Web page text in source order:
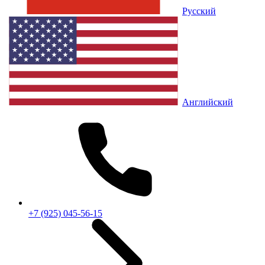
Русский
Английский
+7 (925) 045-56-15